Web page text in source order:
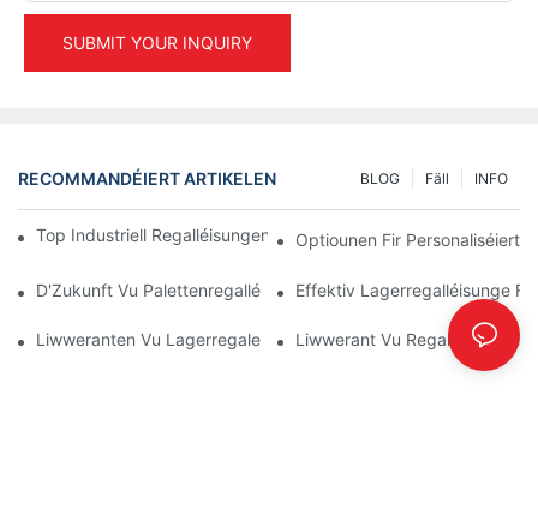
SUBMIT YOUR INQUIRY
RECOMMANDÉIERT ARTIKELEN INFO
Fäll
BLOG
Top Industriell Regalléisungen Fir Effizient Lagermanagement
Optiounen Fir Personaliséiert
D'Zukunft Vu Palettenregalléisungen: Trends An Innovatiounen
Effektiv Lagerregalléisunge
Liwweranten Vu Lagerregaler: Op Wat Dir Oppasse Sollt
Liwwerant Vu Regalsystemer: